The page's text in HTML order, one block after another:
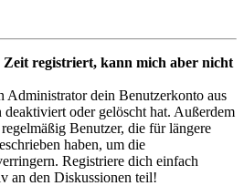
registriert, kann mich aber nicht
Administrator dein Benutzerkonto aus
deaktiviert oder gelöscht hat. Außerdem
Benutzer, die für längere
haben, um die
Registriere dich einfach
an den Diskussionen teil!